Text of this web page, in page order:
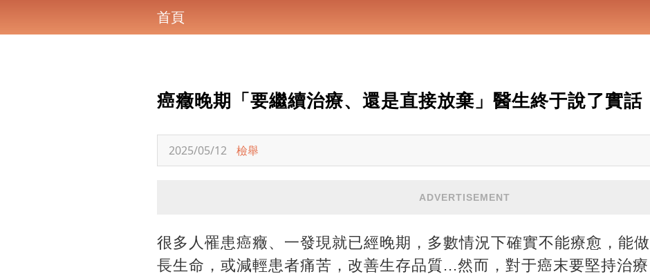
首頁
癌癥晚期「要繼續治療、還是直接放棄」醫生終于說了實話
2025/05/12 檢舉
ADVERTISEMENT
很多人罹患癌癥、一發現就已經晚期，多數情況下確實不能療愈，能
長生命，或減輕患者痛苦，改善生存品質...然而，對于癌末要堅持治